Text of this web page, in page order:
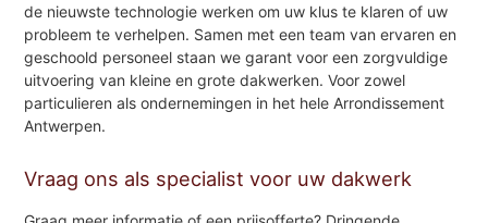
de nieuwste technologie werken om uw klus te klaren of uw
probleem te verhelpen. Samen met een team van ervaren en
geschoold personeel staan we garant voor een zorgvuldige
uitvoering van kleine en grote dakwerken. Voor zowel
particulieren als ondernemingen in het hele Arrondissement
Antwerpen.
Vraag ons als specialist voor uw dakwerk